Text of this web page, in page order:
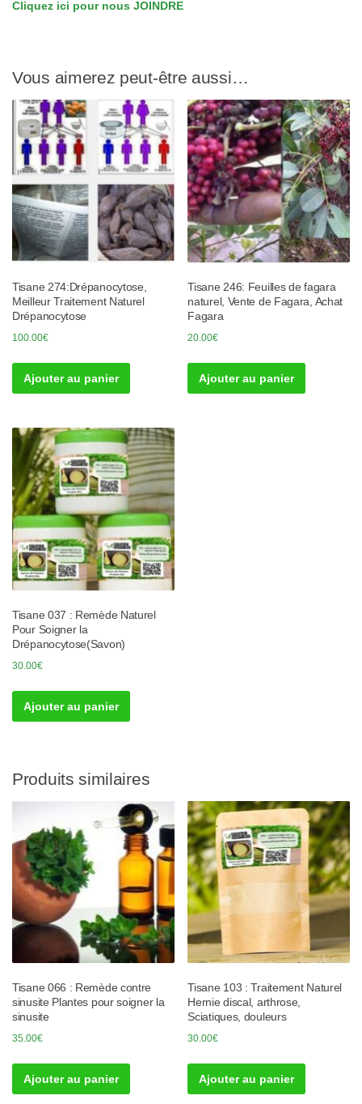
Cliquez ici pour nous JOINDRE
Vous aimerez peut-être aussi…
Tisane 274:Drépanocytose,
Meilleur Traitement Naturel
Drépanocytose
100.00€
Ajouter au panier
Tisane 246: Feuilles de fagara
naturel, Vente de Fagara, Achat
Fagara
20.00€
Ajouter au panier
Tisane 037 : Remède Naturel
Pour Soigner la
Drépanocytose(Savon)
30.00€
Ajouter au panier
Produits similaires
Tisane 066 : Remède contre
sinusite Plantes pour soigner la
sinusite
35.00€
Ajouter au panier
Tisane 103 : Traitement Naturel
Hernie discal, arthrose,
Sciatiques, douleurs
30.00€
Ajouter au panier